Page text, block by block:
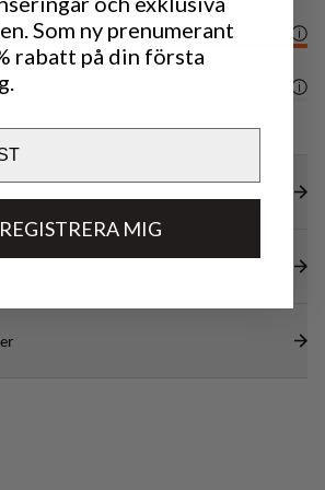
med dragkedja och
Som ny prenumerant
rabatt på din första
REGISTRERA MIG